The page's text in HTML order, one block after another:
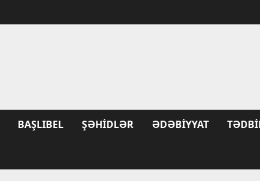
BAŞLIBEL ŞƏHIDLƏR ƏDƏBIYYAT